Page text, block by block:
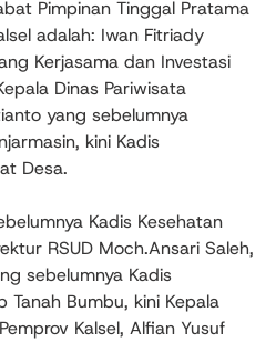
Pimpinan Tinggal Pratama
adalah: Iwan Fitriady
Kerjasama dan Investasi
Dinas Pariwisata
yang sebelumnya
kini Kadis
Desa.
Kadis Kesehatan
RSUD Moch.Ansari Saleh,
sebelumnya Kadis
Tanah Bumbu, kini Kepala
Kalsel, Alfian Yusuf